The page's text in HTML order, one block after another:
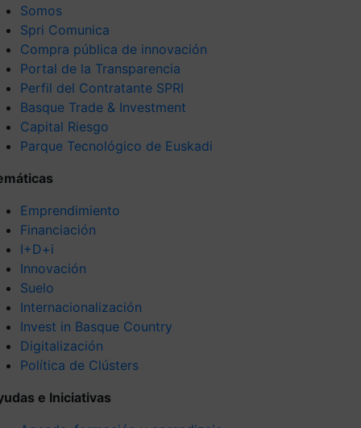
Somos
Spri Comunica
Compra pública de innovación
Portal de la Transparencia
Perfil del Contratante SPRI
Basque Trade & Investment
Capital Riesgo
Parque Tecnológico de Euskadi
Emprendimiento
Financiación
I+D+i
Innovación
Suelo
Internacionalización
Invest in Basque Country
Digitalización
Política de Clústers
e Iniciativas